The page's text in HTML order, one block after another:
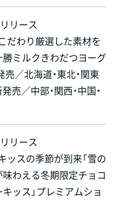
リース
だわり厳選した素材を
勝ミルクきわだつヨーグ
／北海道・東北・関東
売／中部・関西・中国・
リース
ッスの季節が到来「雪の
味わえる冬期限定チョコ
ッス」プレミアムショ